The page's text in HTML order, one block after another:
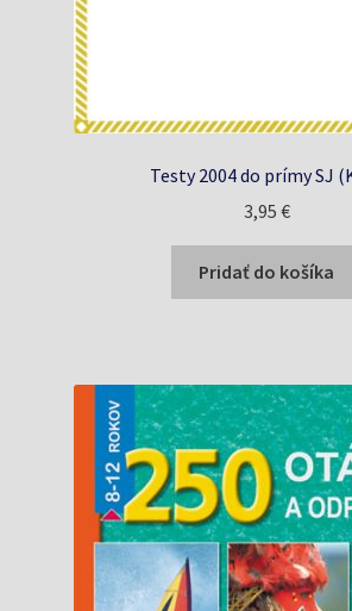
Testy 2004 do prímy SJ
3,95 €
Pridať do košíka